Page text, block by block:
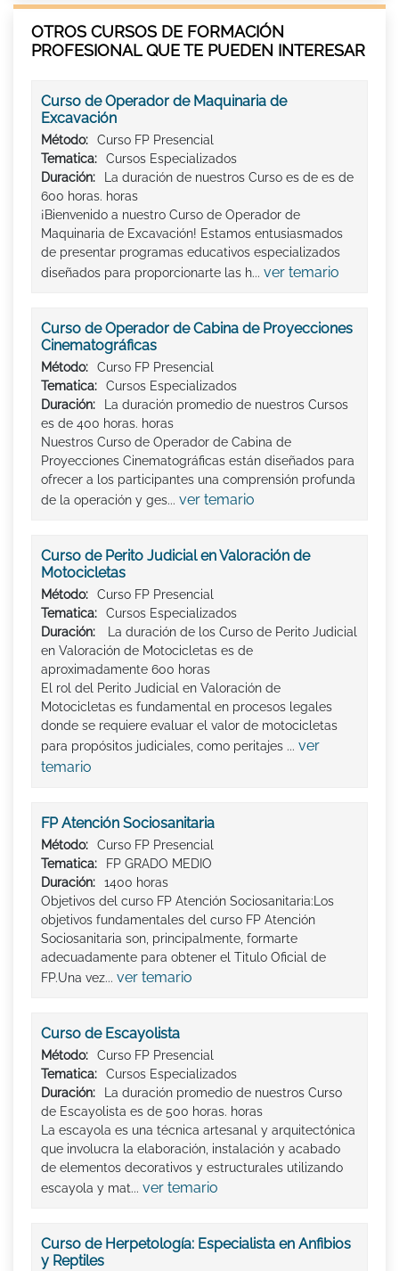
OTROS CURSOS DE FORMACIÓN
PROFESIONAL QUE TE PUEDEN INTERESAR
Curso de Operador de Maquinaria de
Excavación
Método:
Curso FP Presencial
Tematica:
Cursos Especializados
Duración:
La duración de nuestros Curso es de es de
600 horas. horas
¡Bienvenido a nuestro Curso de Operador de
Maquinaria de Excavación! Estamos entusiasmados
de presentar programas educativos especializados
diseñados para proporcionarte las h... ver temario
Curso de Operador de Cabina de Proyecciones
Cinematográficas
Método:
Curso FP Presencial
Tematica:
Cursos Especializados
Duración:
La duración promedio de nuestros Cursos
es de 400 horas. horas
Nuestros Curso de Operador de Cabina de
Proyecciones Cinematográficas están diseñados para
ofrecer a los participantes una comprensión profunda
de la operación y ges... ver temario
Curso de Perito Judicial en Valoración de
Motocicletas
Método:
Curso FP Presencial
Tematica:
Cursos Especializados
Duración:
La duración de los Curso de Perito Judicial
en Valoración de Motocicletas es de
aproximadamente 600 horas
El rol del Perito Judicial en Valoración de
Motocicletas es fundamental en procesos legales
donde se requiere evaluar el valor de motocicletas
para propósitos judiciales, como peritajes ... ver
temario
FP Atención Sociosanitaria
Método:
Curso FP Presencial
Tematica:
FP GRADO MEDIO
Duración:
1400 horas
Objetivos del curso FP Atención Sociosanitaria:Los
objetivos fundamentales del curso FP Atención
Sociosanitaria son, principalmente, formarte
adecuadamente para obtener el Titulo Oficial de
FP.Una vez... ver temario
Curso de Escayolista
Método:
Curso FP Presencial
Tematica:
Cursos Especializados
Duración:
La duración promedio de nuestros Curso
de Escayolista es de 500 horas. horas
La escayola es una técnica artesanal y arquitectónica
que involucra la elaboración, instalación y acabado
de elementos decorativos y estructurales utilizando
escayola y mat... ver temario
Curso de Herpetología: Especialista en Anfibios
y Reptiles